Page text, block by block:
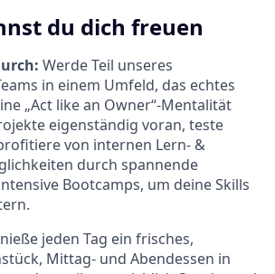
du dich freuen
Werde Teil unseres
in einem Umfeld, das echtes
„Act like an Owner“-Mentalität
eigenständig voran, teste
von internen Lern- &
durch spannende
Bootcamps, um deine Skills
jeden Tag ein frisches,
Mittag- und Abendessen in